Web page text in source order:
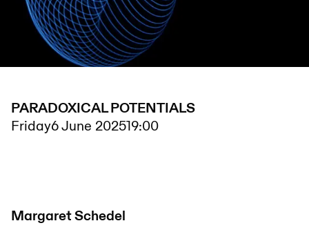
PARADOXICAL POTENTIALS
Friday6 June 202519:00
Margaret Schedel